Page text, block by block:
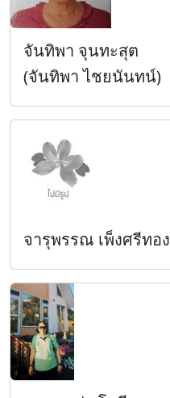
จันทิพา จุนทะสุต
(จันทิพา ไชยนันทน์)
จารุพรรณ เพ็งศรีทอง